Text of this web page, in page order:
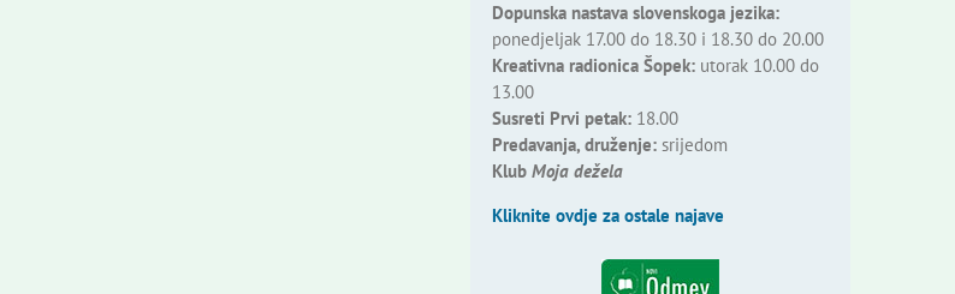
Dopunska nastava slovenskoga jezika:
ponedjeljak 17.00 do 18.30 i 18.30 do 20.00
Kreativna radionica Šopek:utorak 10.00 do
13.00
Susreti Prvi petak:18.00
Predavanja, druženje:srijedom
Klub Moja dežela
Kliknite ovdje za ostale najave